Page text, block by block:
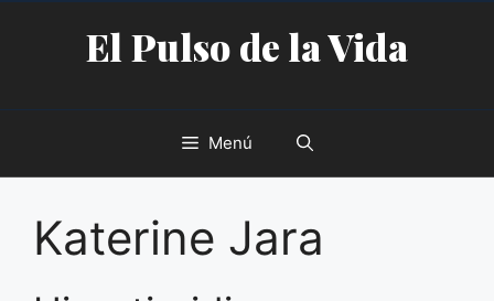
contenidoEl Pulso de la Vida
Menú
Katerine Jara